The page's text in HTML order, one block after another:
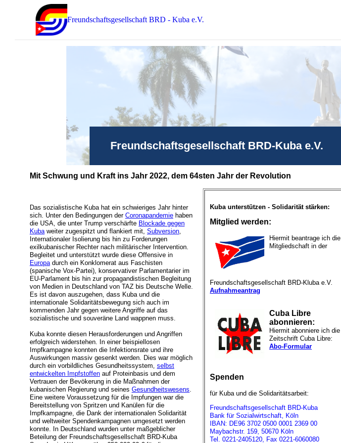
Freundschaftsgesellschaft BRD - Kuba e.V.
Freundschaftsgesellschaft BRD-Kuba e.V.
Mit Schwung und Kraft ins Jahr 2022, dem 64sten Jahr der Revolution
Kuba unterstützen - Solidarität stärken:
Mitglied werden:
Hiermit beantrage ich die
Mitgliedschaft in der
Freundschaftsgesellschaft BRD-Kluba e.V.
Aufnahmeantrag
Cuba Libre
abonnieren:
Hiermit abonniere ich die
Zeitschrift Cuba Libre:
Abo-Formular
Spenden
für Kuba und die Solidaritätsarbeit:
Freundschaftsgesellschaft BRD-Kuba
Bank für Sozialwirtschaft, Köln
IBAN: DE96 3702 0500 0001 2369 00
Maybachstr. 159, 50670 Köln
Tel. 0221-2405120, Fax 0221-6060080
Das sozialistische Kuba hat ein schwieriges Jahr hinter
sich. Unter den Bedingungen der Coronapandemie haben
die USA, die unter Trump verschärfte Blockade gegen
Kubaweiter zugespitzt und flankiert mit, Subversion,
Internationaler Isolierung bis hin zu Forderungen
exilkubanischer Rechter nach militärischer Intervention.
Begleitet und unterstützt wurde diese Offensive in
Europadurch ein Konklomerat aus Faschisten
(spanische Vox-Partei), konservativer Parlamentarier im
EU-Parlament bis hin zur propagandistischen Begleitung
von Medien in Deutschland von TAZ bis Deutsche Welle.
Es ist davon auszugehen, dass Kuba und die
internationale Solidaritätsbewegung sich auch im
kommenden Jahr gegen weitere Angriffe auf das
sozialistische und souveräne Land wappnen muss.
Kuba konnte diesen Herausforderungen und Angriffen
erfolgreich widerstehen. In einer beispiellosen
Impfkampagne konnten die Infektionsrate und ihre
Auswirkungen massiv gesenkt werden. Dies war möglich
durch ein vorbildliches Gesundheitssystem, selbst
entwickelten Impfstoffen auf Proteinbasis und dem
Vertrauen der Bevökerung in die Maßnahmen der
kubanischen Regierung und seines Gesundheitswesens.
Eine weitere Voraussetzung für die Impfungen war die
Bereitstellung von Spritzen und Kanülen für die
Impfkampagne, die Dank der internationalen Solidarität
und weltweiter Spendenkampagnen umgesetzt werden
konnte. In Deutschland wurden unter maßgeblicher
Beteilung der Freundschaftsgesellschaft BRD-Kuba